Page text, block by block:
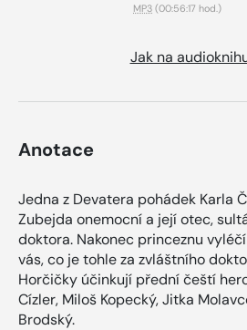
MP3 (00:56:17 hod.)
Jak na
Anotace
Jedna z Devatera pohádek Karla
Zubejda onemocní a její otec,
doktora. Nakonec princeznu
vás, co je tohle za zvláštního
Horčičky účinkují přední čeští
Cízler, Miloš Kopecký, Jitka
Brodský.